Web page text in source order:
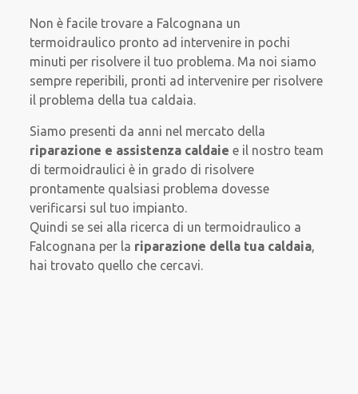
Non è facile trovare a Falcognana un
termoidraulico pronto ad intervenire in pochi
minuti per risolvere il tuo problema. Ma noi siamo
sempre reperibili, pronti ad intervenire per risolvere
il problema della tua caldaia.
Siamo presenti da anni nel mercato della
riparazione e assistenza caldaie e il nostro team
di termoidraulici è in grado di risolvere
prontamente qualsiasi problema dovesse
verificarsi sul tuo impianto.
Quindi se sei alla ricerca di un termoidraulico a
Falcognana per la riparazione della tua caldaia,
hai trovato quello che cercavi.